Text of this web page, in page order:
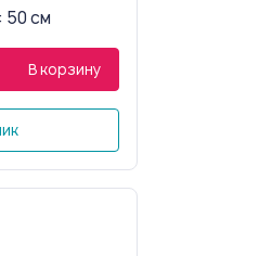
50 см
В корзину